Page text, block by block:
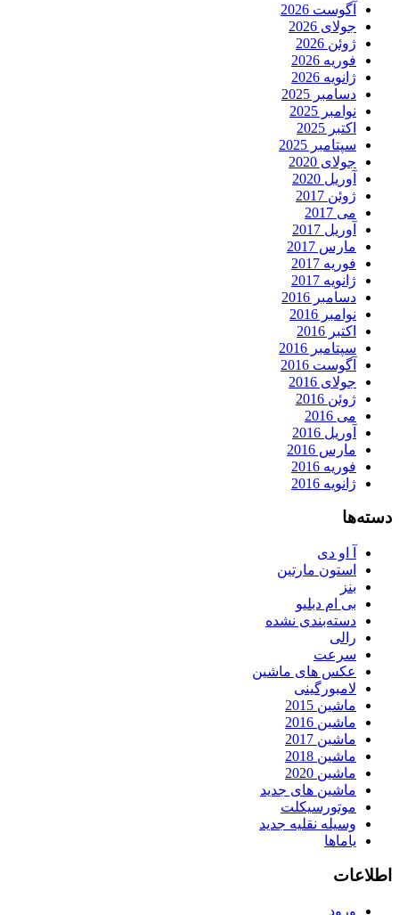
آگوست 2026
جولای 2026
ژوئن 2026
فوریه 2026
ژانویه 2026
دسامبر 2025
نوامبر 2025
اکتبر 2025
سپتامبر 2025
جولای 2020
آوریل 2020
ژوئن 2017
می 2017
آوریل 2017
مارس 2017
فوریه 2017
ژانویه 2017
دسامبر 2016
نوامبر 2016
اکتبر 2016
سپتامبر 2016
آگوست 2016
جولای 2016
ژوئن 2016
می 2016
آوریل 2016
مارس 2016
فوریه 2016
ژانویه 2016
دسته‌ها
آ او دی
استون مارتین
بنز
بی ام دبلیو
دسته‌بندی نشده
رالی
سرعت
عکس های ماشین
لامبورگینی
ماشین 2015
ماشین 2016
ماشین 2017
ماشین 2018
ماشین 2020
ماشین های جدید
موتورسیکلت
وسیله نقلیه جدید
یاماها
اطلاعات
ورود